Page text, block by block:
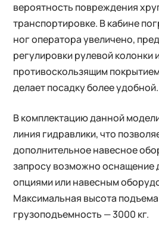
вероятность повреждения
транспортировке. В кабине
ног оператора увеличено,
регулировки рулевой колонки
противоскользящим
делает посадку более удобной.
В комплектацию данной
линия гидравлики, что
дополнительное навесное
запросу возможно оснащение
опциями или навесным
Максимальная высота
грузоподъемность — 3000 кг.